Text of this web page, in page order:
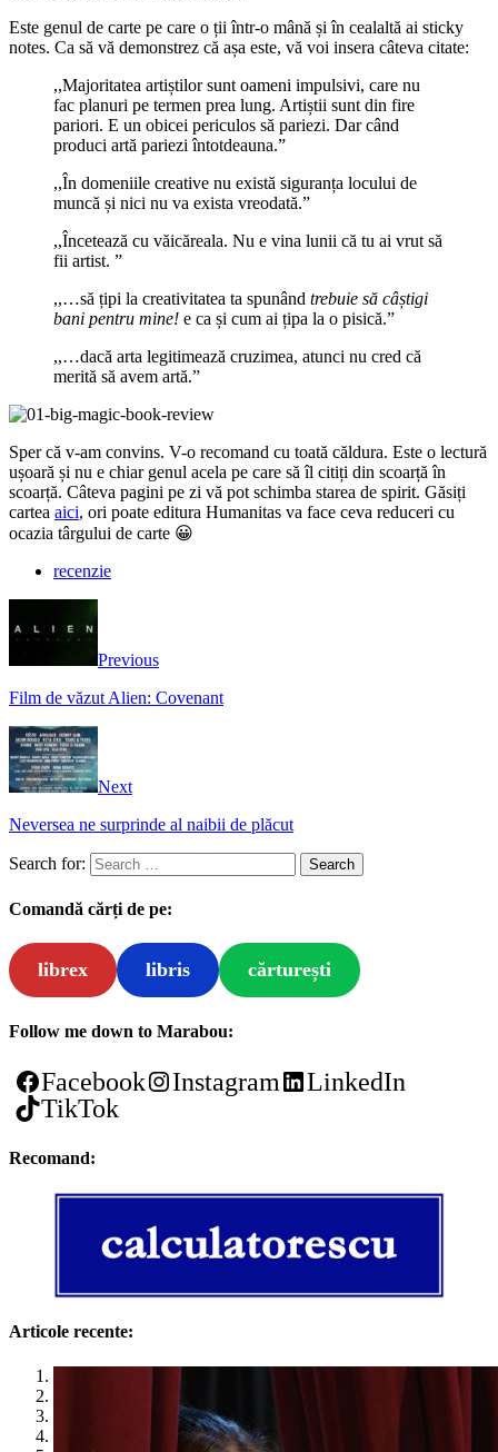
Este genul de carte pe care o ții într-o mână și în cealaltă ai sticky
notes. Ca să vă demonstrez că așa este, vă voi insera câteva citate:
,,Majoritatea artiștilor sunt oameni impulsivi, care nu
fac planuri pe termen prea lung. Artiștii sunt din fire
pariori. E un obicei periculos să pariezi. Dar când
produci artă pariezi întotdeauna.”
,,În domeniile creative nu există siguranța locului de
muncă și nici nu va exista vreodată.”
,,Încetează cu văicăreala. Nu e vina lunii că tu ai vrut să
fii artist. ”
,,…să țipi la creativitatea ta spunând trebuie să câștigi
bani pentru mine! e ca și cum ai țipa la o pisică.”
,,…dacă arta legitimează cruzimea, atunci nu cred că
merită să avem artă.”
Sper că v-am convins. V-o recomand cu toată căldura. Este o lectură
ușoară și nu e chiar genul acela pe care să îl citiți din scoarță în
scoarță. Câteva pagini pe zi vă pot schimba starea de spirit. Găsiți
cartea aici, ori poate editura Humanitas va face ceva reduceri cu
ocazia târgului de carte 😀
recenzie
Previous
Film de văzut Alien: Covenant
Next
Neversea ne surprinde al naibii de plăcut
Search for:
Comandă cărți de pe:
librex libris cărturești
Follow me down to Marabou:
Facebook Instagram
LinkedIn
TikTok
Recomand:
Articole recente: